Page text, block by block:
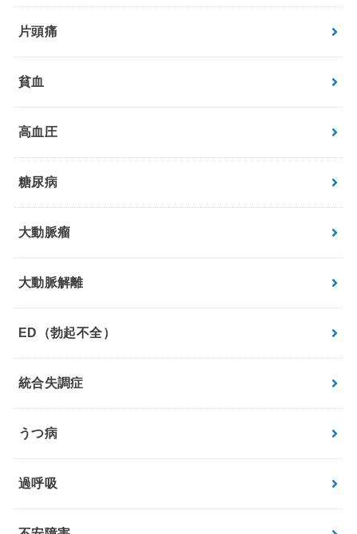
片頭痛
貧血
高血圧
糖尿病
大動脈瘤
大動脈解離
ED（勃起不全）
統合失調症
うつ病
過呼吸